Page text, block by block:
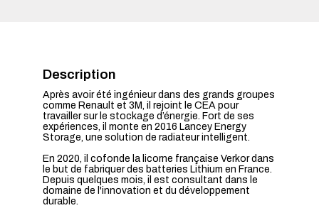
Description
Après avoir été ingénieur dans des grands groupes
comme Renault et 3M, il rejoint le CEA pour
travailler sur le stockage d’énergie. Fort de ses
expériences, il monte en 2016 Lancey Energy
Storage, une solution de radiateur intelligent.
En 2020, il cofonde la licorne française Verkor dans
le but de fabriquer des batteries Lithium en France.
Depuis quelques mois, il est consultant dans le
domaine de l'innovation et du développement
durable.